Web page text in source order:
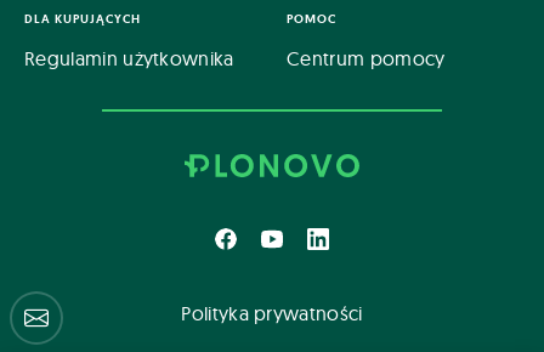
DLA KUPUJĄCYCH
Regulamin użytkownika
POMOC
Centrum pomocy
Polityka prywatności
Centrum pomocy